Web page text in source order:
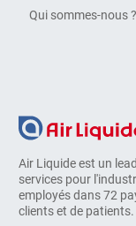
Air Liquide est un
services pour
employés dans 72
clients et de patients.
Qui sommes-nous ?